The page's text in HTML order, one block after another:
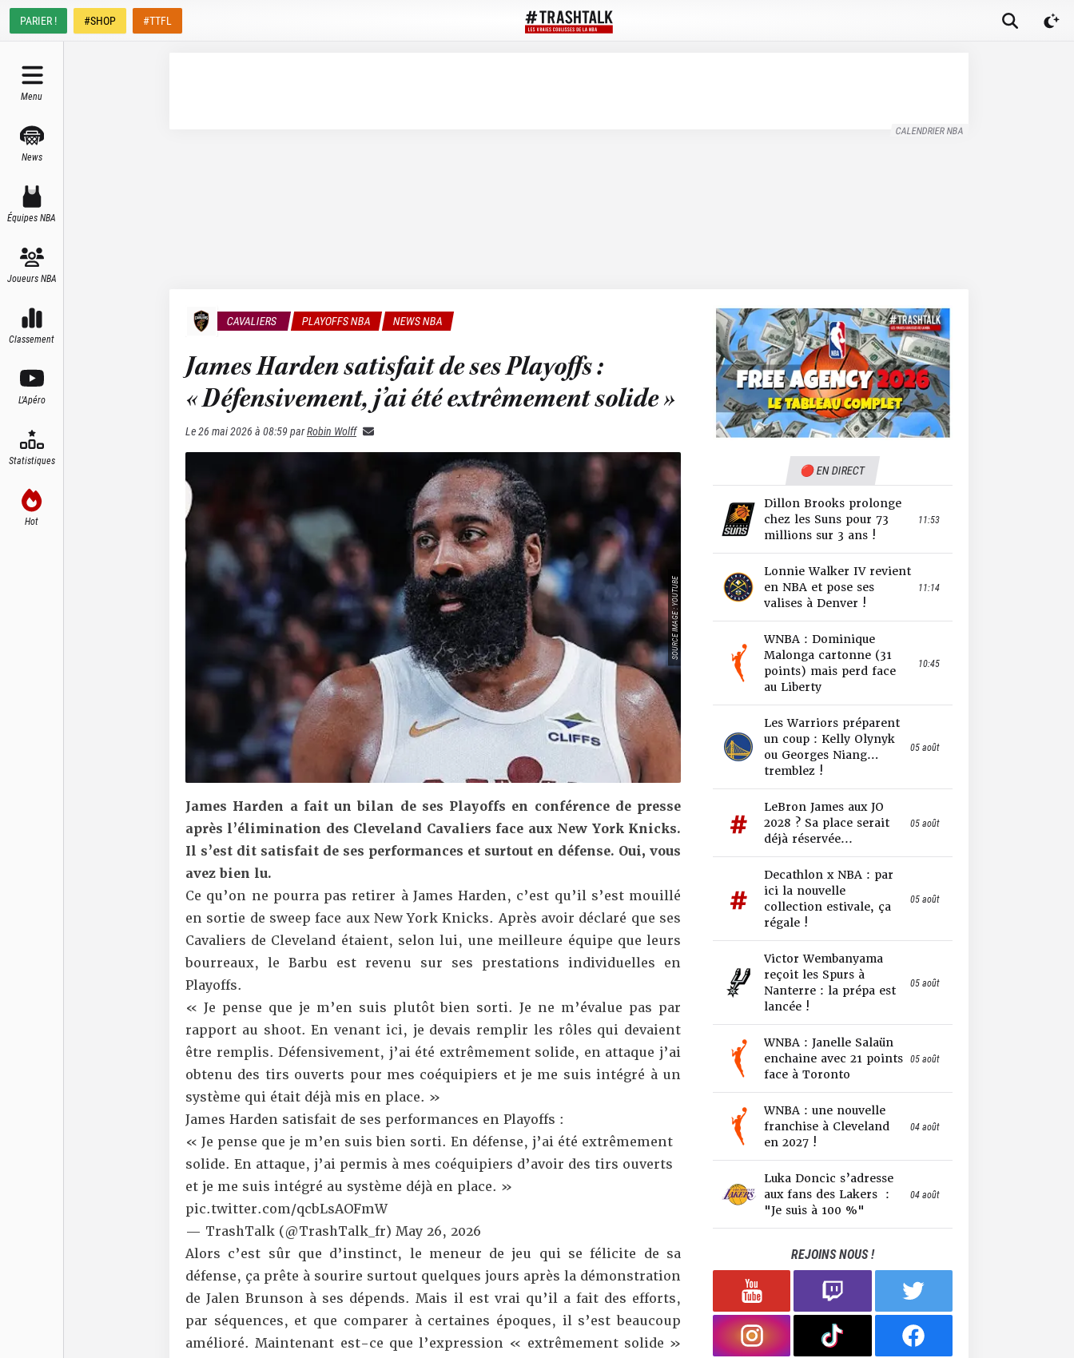
PARIER ! #SHOP #TTFL
Menu
News
Équipes NBA
Joueurs NBA
Classement
L'Apéro
Statistiques
Hot
CALENDRIER NBA
CAVALIERS PLAYOFFS NBA NEWS NBA
James Harden satisfait de ses Playoffs :
« Défensivement, j’ai été extrêmement solide »
Le26 mai 2026 à 08:59parRobin Wolff
SOURCE IMAGE : YOUTUBE
James Harden a fait un bilan de ses Playoffs en conférence de presse
après l’élimination des Cleveland Cavaliers face aux New York Knicks.
Il s’est dit satisfait de ses performances et surtout en défense. Oui, vous
avez bien lu.
Ce qu’on ne pourra pas retirer à James Harden, c’est qu’il s’est mouillé
en sortie de sweep face aux New York Knicks. Après avoir déclaré que ses
Cavaliers de Cleveland étaient, selon lui, une meilleure équipe que leurs
bourreaux, le Barbu est revenu sur ses prestations individuelles en
Playoffs.
« Je pense que je m’en suis plutôt bien sorti. Je ne m’évalue pas par
rapport au shoot. En venant ici, je devais remplir les rôles qui devaient
être remplis. Défensivement, j’ai été extrêmement solide, en attaque j’ai
obtenu des tirs ouverts pour mes coéquipiers et je me suis intégré à un
système qui était déjà mis en place. »
James Harden satisfait de ses performances en Playoffs :
« Je pense que je m’en suis bien sorti. En défense, j’ai été extrêmement
solide. En attaque, j’ai permis à mes coéquipiers d’avoir des tirs ouverts
et je me suis intégré au système déjà en place. »
pic.twitter.com/qcbLsAOFmW
— TrashTalk (@TrashTalk_fr) May 26, 2026
Alors c’est sûr que d’instinct, le meneur de jeu qui se félicite de sa
défense, ça prête à sourire surtout quelques jours après la démonstration
de Jalen Brunson à ses dépends. Mais il est vrai qu’il a fait des efforts,
par séquences, et que comparer à certaines époques, il s’est beaucoup
amélioré. Maintenant est-ce que l’expression « extrêmement solide »
🔴 EN DIRECT
Dillon Brooks prolonge
chez les Suns pour 73
millions sur 3 ans !
11:53
Lonnie Walker IV revient
en NBA et pose ses
valises à Denver !
11:14
WNBA : Dominique
Malonga cartonne (31
points) mais perd face
au Liberty
10:45
Les Warriors préparent
un coup : Kelly Olynyk
ou Georges Niang…
tremblez !
05 août
LeBron James aux JO
2028 ? Sa place serait
déjà réservée...
05 août
Decathlon x NBA : par
ici la nouvelle
collection estivale, ça
régale !
05 août
Victor Wembanyama
reçoit les Spurs à
Nanterre : la prépa est
lancée !
05 août
WNBA : Janelle Salaün
enchaine avec 21 points
face à Toronto
05 août
WNBA : une nouvelle
franchise à Cleveland
en 2027 !
04 août
Luka Doncic s’adresse
aux fans des Lakers :
"Je suis à 100 %"
04 août
REJOINS NOUS !